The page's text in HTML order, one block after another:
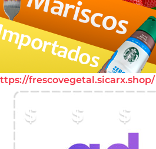
frescovegetal.sicarx.shop/